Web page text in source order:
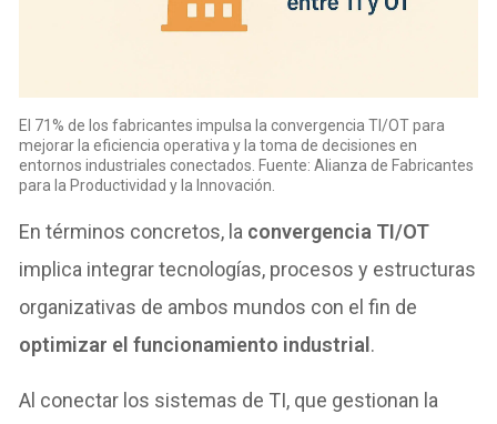
El 71% de los fabricantes impulsa la convergencia TI/OT para
mejorar la eficiencia operativa y la toma de decisiones en
entornos industriales conectados. Fuente: Alianza de Fabricantes
para la Productividad y la Innovación.
En términos concretos, la convergencia TI/OT
implica integrar tecnologías, procesos y estructuras
organizativas de ambos mundos con el fin de
optimizar el funcionamiento industrial.
Al conectar los sistemas de TI, que gestionan la